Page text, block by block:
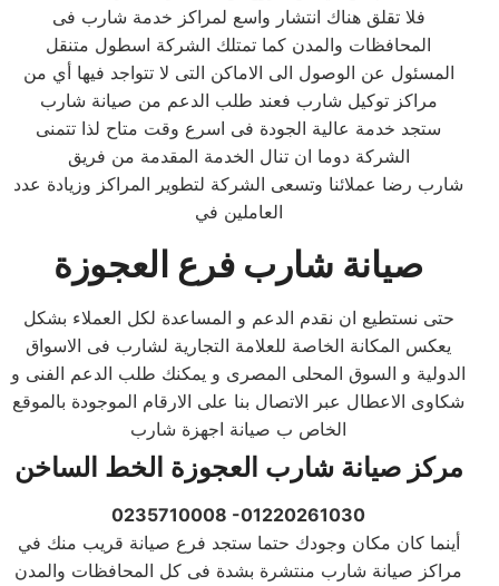
فلا تقلق هناك انتشار واسع لمراكز خدمة شارب فى
المحافظات والمدن كما تمتلك الشركة اسطول متنقل
المسئول عن الوصول الى الاماكن التى لا تتواجد فيها أي من
مراكز توكيل شارب فعند طلب الدعم من صيانة شارب
ستجد خدمة عالية الجودة فى اسرع وقت متاح لذا تتمنى
الشركة دوما ان تنال الخدمة المقدمة من فريق
شارب رضا عملائنا وتسعى الشركة لتطوير المراكز وزيادة عدد
العاملين في
صيانة شارب فرع العجوزة
حتى نستطيع ان نقدم الدعم و المساعدة لكل العملاء بشكل
يعكس المكانة الخاصة للعلامة التجارية لشارب فى الاسواق
الدولية و السوق المحلى المصرى و يمكنك طلب الدعم الفنى و
شكاوى الاعطال عبر الاتصال بنا على الارقام الموجودة بالموقع
الخاص ب صيانة اجهزة شارب
مركز صيانة شارب العجوزة الخط الساخن
0235710008 -01220261030
أينما كان مكان وجودك حتما ستجد فرع صيانة قريب منك في
مراكز صيانة شارب منتشرة بشدة فى كل المحافظات والمدن